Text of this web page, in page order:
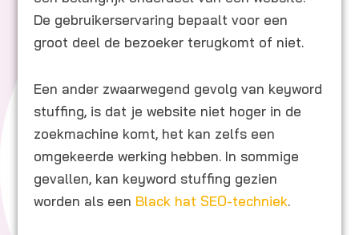
De gebruikerservaring bepaalt voor een
groot deel de bezoeker terugkomt of niet.
Een ander zwaarwegend gevolg van keyword
stuffing, is dat je website niet hoger in de
zoekmachine komt, het kan zelfs een
omgekeerde werking hebben. In sommige
gevallen, kan keyword stuffing gezien
worden als een Black hat SEO-techniek.